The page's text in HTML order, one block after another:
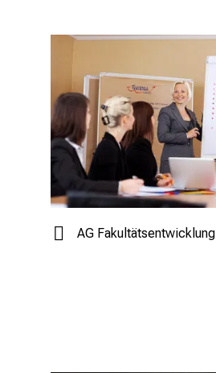
AG Fakultätsentwicklung